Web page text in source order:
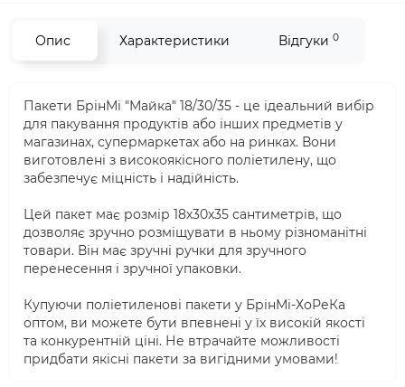
Опис Характеристики Відгуки 0
Пакети БрінМі "Майка" 18/30/35 - це ідеальний вибір
для пакування продуктів або інших предметів у
магазинах, супермаркетах або на ринках. Вони
виготовлені з високоякісного поліетилену, що
забезпечує міцність і надійність.
Цей пакет має розмір 18х30х35 сантиметрів, що
дозволяє зручно розміщувати в ньому різноманітні
товари. Він має зручні ручки для зручного
перенесення і зручної упаковки.
Купуючи поліетиленові пакети у БрінМі-ХоРеКа
оптом, ви можете бути впевнені у їх високій якості
та конкурентній ціні. Не втрачайте можливості
придбати якісні пакети за вигідними умовами!